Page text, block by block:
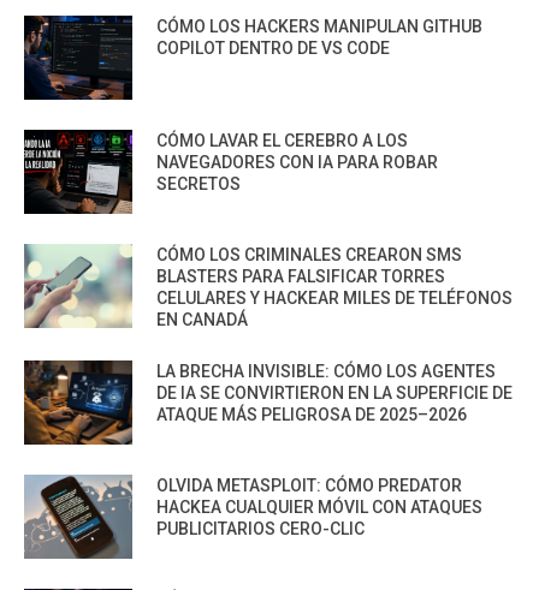
CÓMO LOS HACKERS MANIPULAN GITHUB
COPILOT DENTRO DE VS CODE
CÓMO LAVAR EL CEREBRO A LOS
NAVEGADORES CON IA PARA ROBAR
SECRETOS
CÓMO LOS CRIMINALES CREARON SMS
BLASTERS PARA FALSIFICAR TORRES
CELULARES Y HACKEAR MILES DE TELÉFONOS
EN CANADÁ
LA BRECHA INVISIBLE: CÓMO LOS AGENTES
DE IA SE CONVIRTIERON EN LA SUPERFICIE DE
ATAQUE MÁS PELIGROSA DE 2025–2026
OLVIDA METASPLOIT: CÓMO PREDATOR
HACKEA CUALQUIER MÓVIL CON ATAQUES
PUBLICITARIOS CERO-CLIC